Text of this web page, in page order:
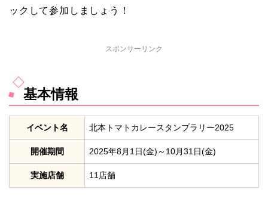
ックして参加しましょう！
スポンサーリンク
基本情報
イベント名 北本トマトカレースタンプラリー2025
開催期間 2025年8月1日(金)～10月31日(金)
実施店舗 11店舗